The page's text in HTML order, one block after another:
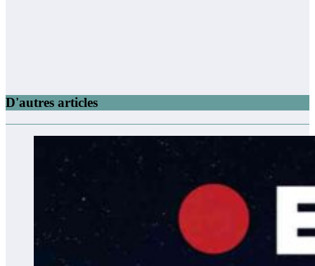
D'autres articles